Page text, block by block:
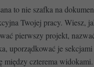
to nie szafka na
Twojej pracy. Wiesz,
pierwszy projekt,
uporządkować je
między czterema